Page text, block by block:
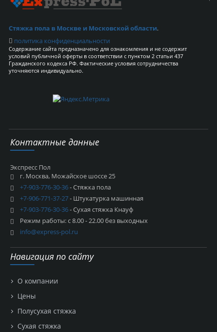
Стяжка пола в Москве и Московской области.
политика конфиденциальности
Содержание сайта предназначено для ознакомления и не содержит
условий публичной оферты в соответствии с пунктом 2 статьи 437
Гражданского кодекса РФ. Фактические условия сотрудничества
уточняются индивидуально.
Контактные данные
Экспресс Пол
г. Москва, Можайское шоссе 25
+7-903-776-30-36- Стяжка пола
+7-906-771-37-27- Штукатурка машинная
+7-903-776-30-36- Сухая стяжка Кнауф
Режим работы: с 8.00 - 22.00 без выходных
info@express-pol.ru
Навигация по сайту
О компании
Цены
Полусухая стяжка
Сухая стяжка